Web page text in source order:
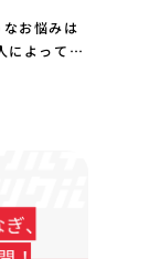
お悩みは
によって管